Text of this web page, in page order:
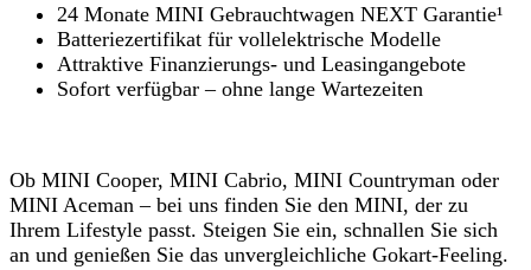
24 Monate MINI Gebrauchtwagen NEXT Garantie¹
Batteriezertifikat für vollelektrische Modelle
Attraktive Finanzierungs- und Leasingangebote
Sofort verfügbar – ohne lange Wartezeiten
Ob MINI Cooper, MINI Cabrio, MINI Countryman oder
MINI Aceman – bei uns finden Sie den MINI, der zu
Ihrem Lifestyle passt. Steigen Sie ein, schnallen Sie sich
an und genießen Sie das unvergleichliche Gokart-Feeling.